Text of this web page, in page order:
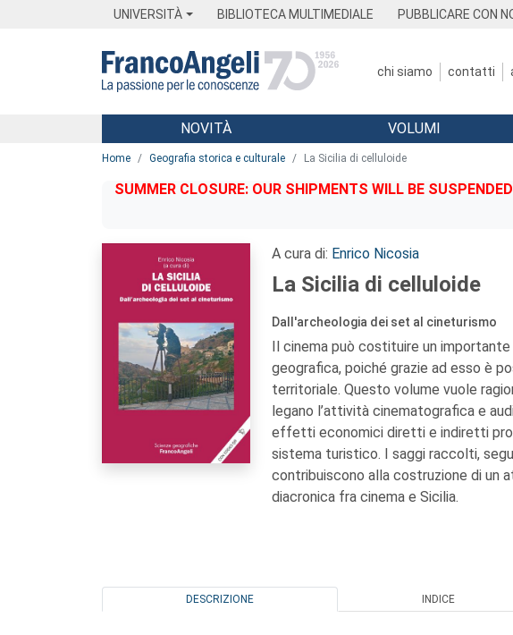
UNIVERSITÀ BIBLIOTECA MULTIMEDIALE PUBBLICARE CON
chi siamo contatti
Menu
NOVITÀ VOLUMI
Home Geografia storica e culturale La Sicilia di celluloide
SUMMER CLOSURE: OUR SHIPMENTS WILL BE
A cura di: Enrico Nicosia
La Sicilia di celluloide
Dall'archeologia dei set al cineturismo
Il cinema può costituire un
geografica, poiché grazie ad esso è
territoriale. Questo volume vuole
legano l’attività cinematografica e
effetti economici diretti e indiretti
sistema turistico. I saggi raccolti,
contribuiscono alla costruzione di un
diacronica fra cinema e Sicilia.
DESCRIZIONE INDICE